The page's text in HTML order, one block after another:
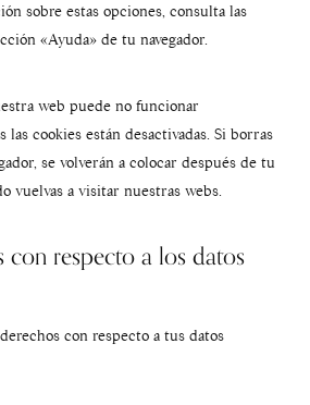
sobre estas opciones, consulta las
«Ayuda» de tu navegador.
web puede no funcionar
cookies están desactivadas. Si borras
se volverán a colocar después de tu
vuelvas a visitar nuestras webs.
con respecto a los datos
con respecto a tus datos